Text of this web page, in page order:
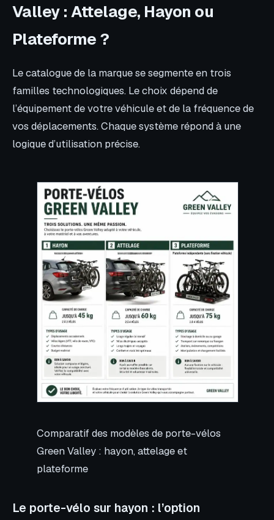
Valley : Attelage, Hayon ou
Plateforme ?
Le catalogue de la marque se segmente en trois
familles technologiques. Le choix dépend de
l’équipement de votre véhicule et de la fréquence de
vos déplacements. Chaque système répond à une
logique d’utilisation précise.
Comparatif des modèles de porte-vélos
Green Valley : hayon, attelage et
plateforme
Le porte-vélo sur hayon : l’option